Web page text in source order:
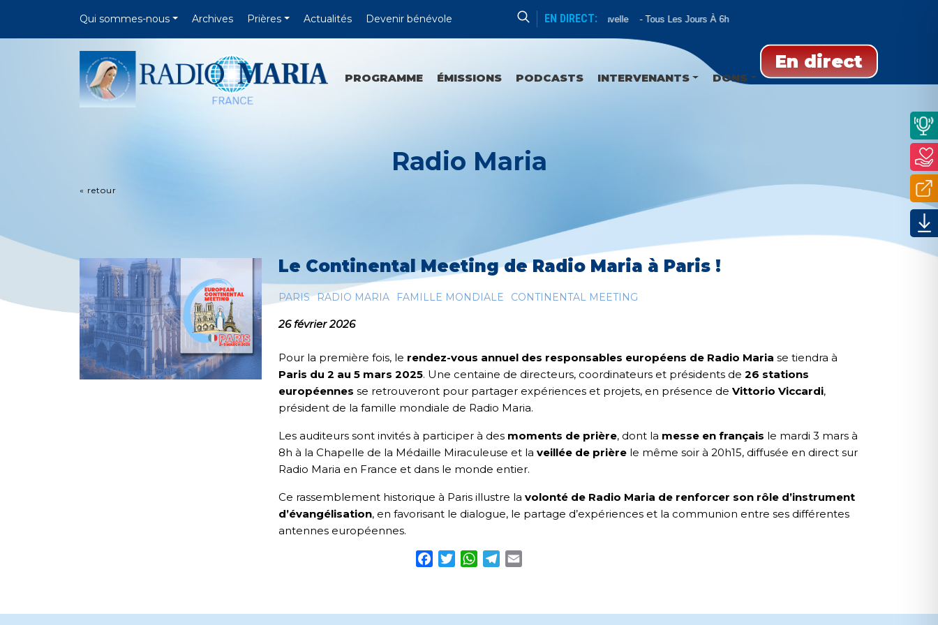
Qui sommes-nous Archives Prières Actualités Devenir bénévole EN DIRECT:
Aube Nouvelle Tous Les Jours À 6h
En direct
PROGRAMME ÉMISSIONS PODCASTS INTERVENANTS DONS
Radio Maria
« retour
Le Continental Meeting de Radio Maria à Paris !
PARIS RADIO MARIA FAMILLE MONDIALE CONTINENTAL MEETING
26 février 2026
Pour la première fois, le rendez-vous annuel des responsables européens de Radio Maria se tiendra à
Paris du 2 au 5 mars 2025. Une centaine de directeurs, coordinateurs et présidents de 26 stations
européennes se retrouveront pour partager expériences et projets, en présence de Vittorio Viccardi,
président de la famille mondiale de Radio Maria.
Les auditeurs sont invités à participer à des moments de prière, dont la messe en français le mardi 3 mars à
8h à la Chapelle de la Médaille Miraculeuse et la veillée de prière le même soir à 20h15, diffusée en direct sur
Radio Maria en France et dans le monde entier.
Ce rassemblement historique à Paris illustre la volonté de Radio Maria de renforcer son rôle d’instrument
d’évangélisation, en favorisant le dialogue, le partage d’expériences et la communion entre ses différentes
antennes européennes.
Facebook
TwitterWhatsApp
Telegram